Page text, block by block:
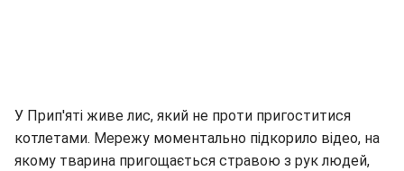
У Прип'яті живе лис, який не проти пригоститися
котлетами. Мережу моментально підкорило відео, на
якому тварина пригощається стравою з рук людей,